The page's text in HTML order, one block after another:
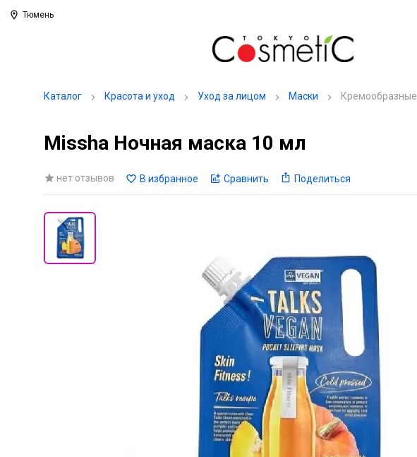
Тюмень
Каталог Красота и уход Уход за лицом Маски Кремообразные
Missha Ночная маска 10 мл
нет отзывов В избранное Сравнить Поделиться